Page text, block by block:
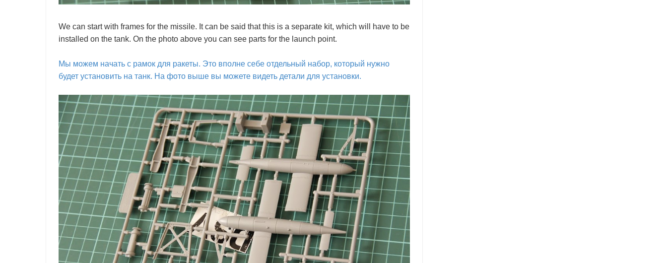
We can start with frames for the missile. It can be said that this is a separate kit, which will have to be
installed on the tank. On the photo above you can see parts for the launch point.
Мы можем начать с рамок для ракеты. Это вполне себе отдельный набор, который нужно
будет установить на танк. На фото выше вы можете видеть детали для установки.